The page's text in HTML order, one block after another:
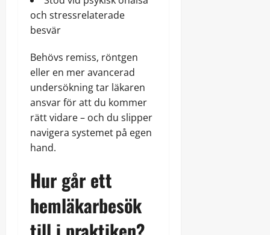
och stressrelaterade
besvär
Behövs remiss, röntgen
eller en mer avancerad
undersökning tar läkaren
ansvar för att du kommer
rätt vidare – och du slipper
navigera systemet på egen
hand.
Hur går ett
hemläkarbesök